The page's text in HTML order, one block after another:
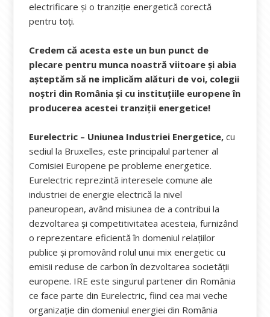
electrificare şi o tranziţie energetică corectă
pentru toţi.
Credem că acesta este un bun punct de
plecare pentru munca noastră viitoare şi abia
aşteptăm să ne implicăm alături de voi, colegii
noştri din România şi cu instituţiile europene în
producerea acestei tranziţii energetice!
Eurelectric – Uniunea Industriei Energetice,cu
sediul la Bruxelles, este principalul partener al
Comisiei Europene pe probleme energetice.
Eurelectric reprezintă interesele comune ale
industriei de energie electrică la nivel
paneuropean, având misiunea de a contribui la
dezvoltarea și competitivitatea acesteia, furnizând
o reprezentare eficientă în domeniul relațiilor
publice și promovând rolul unui mix energetic cu
emisii reduse de carbon în dezvoltarea societății
europene. IRE este singurul partener din România
ce face parte din Eurelectric, fiind cea mai veche
organizaţie din domeniul energiei din România